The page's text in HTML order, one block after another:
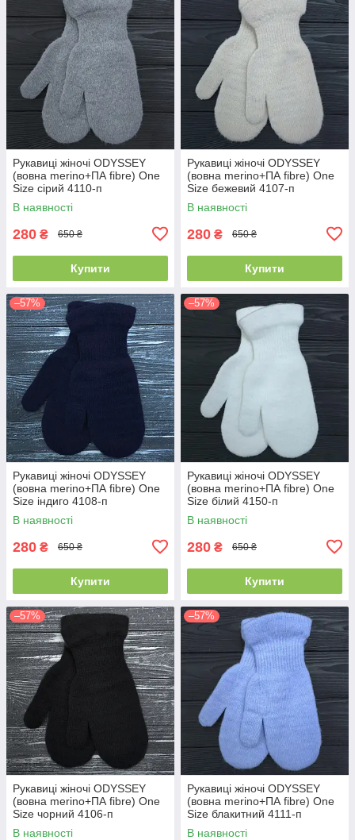
Рукавиці жіночі ODYSSEY
(вовна merino+ПА fibre) One
Size сірий 4110-п
В наявності
280 ₴ 650 ₴
Купити
Рукавиці жіночі ODYSSEY
(вовна merino+ПА fibre) One
Size бежевий 4107-п
В наявності
280 ₴ 650 ₴
Купити
–57%
Рукавиці жіночі ODYSSEY
(вовна merino+ПА fibre) One
Size індиго 4108-п
В наявності
280 ₴ 650 ₴
Купити
–57%
Рукавиці жіночі ODYSSEY
(вовна merino+ПА fibre) One
Size білий 4150-п
В наявності
280 ₴ 650 ₴
Купити
–57%
Рукавиці жіночі ODYSSEY
(вовна merino+ПА fibre) One
Size чорний 4106-п
В наявності
–57%
Рукавиці жіночі ODYSSEY
(вовна merino+ПА fibre) One
Size блакитний 4111-п
В наявності